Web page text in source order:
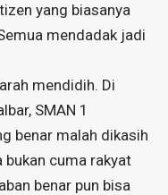
yang biasanya
mendadak jadi
mendidih. Di
SMAN 1
benar malah dikasih
bukan cuma rakyat
benar pun bisa